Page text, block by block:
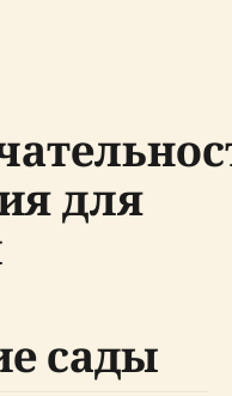
для
сады